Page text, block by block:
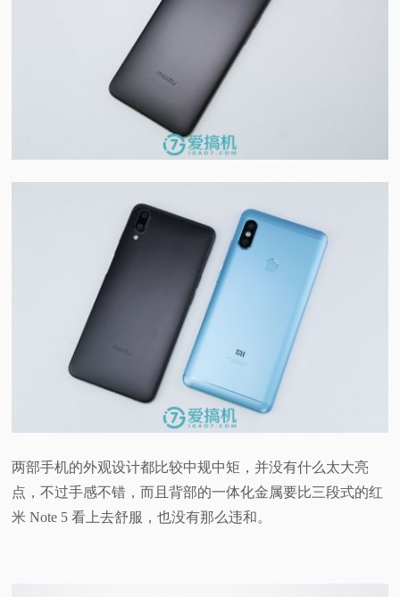
两部手机的外观设计都比较中规中矩，并没有什么太大亮
点，不过手感不错，而且背部的一体化金属要比三段式的红
米 Note 5 看上去舒服，也没有那么违和。